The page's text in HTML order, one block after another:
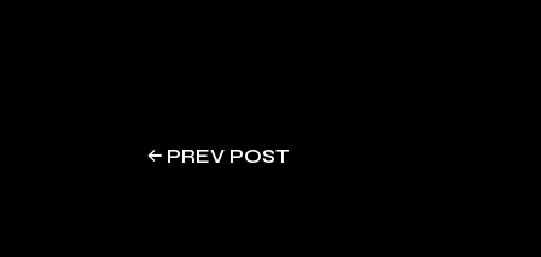
PREV POST